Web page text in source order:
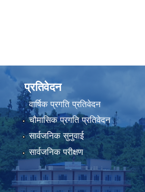
प्रतिवेदन
वार्षिक प्रगति प्रतिवेदन
चौमासिक प्रगति प्रतिवेदन
सार्वजनिक सुनुवाई
सार्वजनिक परीक्षण